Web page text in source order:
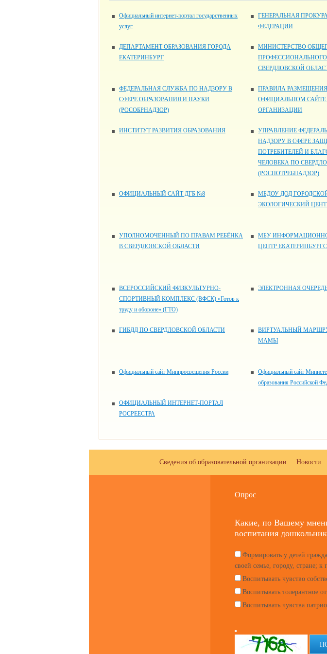
Официальный интернет-портал государственных
услуг
ГЕНЕРАЛЬНАЯ
ФЕДЕРАЦИИ
ДЕПАРТАМЕНТ ОБРАЗОВАНИЯ ГОРОДА
ЕКАТЕРИНБУРГ
МИНИСТЕРСТВО
СВЕРДЛОВСКОЙ
ФЕДЕРАЛЬНАЯ СЛУЖБА ПО НАДЗОРУ В
СФЕРЕ ОБРАЗОВАНИЯ И НАУКИ
(РОСОБРНАДЗОР)
ПРАВИЛА
ОФИЦИАЛЬНОМ САЙТЕ
ОРГАНИЗАЦИИ
ИНСТИТУТ РАЗВИТИЯ ОБРАЗОВАНИЯ
УПРАВЛЕНИЕ
НАДЗОРУ В СФЕРЕ
ПОТРЕБИТЕЛЕЙ И
ЧЕЛОВЕКА ПО
(РОСПОТРЕБНАДЗОР)
ОФИЦИАЛЬНЫЙ САЙТ ДГБ №8
МБДОУ ДОД
ЭКОЛОГИЧЕСКИЙ
УПОЛНОМОЧЕННЫЙ ПО ПРАВАМ РЕБЁНКА
В СВЕРДЛОВСКОЙ ОБЛАСТИ
МБУ
ЦЕНТР
ВСЕРОССИЙСКИЙ ФИЗКУЛЬТУРНО-
СПОРТИВНЫЙ КОМПЛЕКС (ВФСК) «Готов к
труду и обороне» (ГТО)
ЭЛЕКТРОННАЯ
ГИБДД ПО СВЕРДЛОВСКОЙ ОБЛАСТИ
ВИРТУАЛЬНЫЙ
МАМЫ
Официальный сайт Минпросвещения России
Официальный сайт
образования Российской
ОФИЦИАЛЬНЫЙ ИНТЕРНЕТ-ПОРТАЛ
РОСРЕЕСТРА
Сведения об образовательной организации Новости
Опрос
Какие, по Вашему
воспитания
Формировать у детей
своей семье, городу, стране;
Воспитывать чувство
Воспитывать толерантное
Воспитывать чувства